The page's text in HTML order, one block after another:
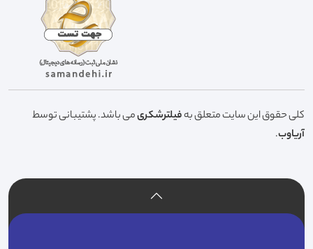
کلی حقوق این سایت متعلق بهفیلترشکریمی باشد. پشتیبانی توسط
آریاوب.